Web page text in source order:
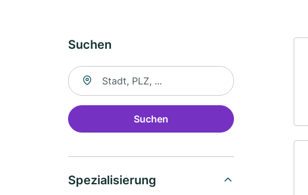
Suchen
Suche nach Ort
Suchen
Spezialisierung